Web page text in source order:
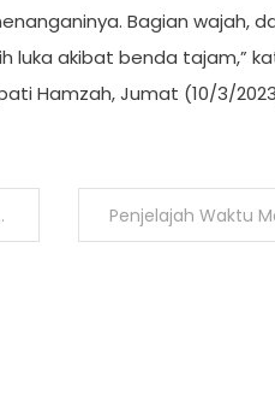
Bagian wajah,
luka akibat benda tajam,”
Hamzah, Jumat (10/3/